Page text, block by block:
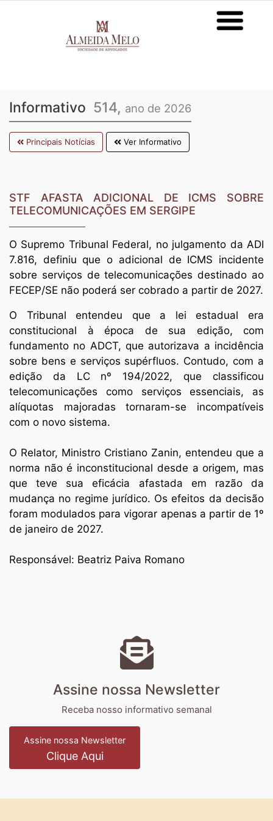
Informativo 514, ano de 2026
Principais Notícias Ver Informativo
STF AFASTA ADICIONAL DE ICMS SOBRE
TELECOMUNICAÇÕES EM SERGIPE
O Supremo Tribunal Federal, no julgamento da ADI
7.816, definiu que o adicional de ICMS incidente
sobre serviços de telecomunicações destinado ao
FECEP/SE não poderá ser cobrado a partir de 2027.
O Tribunal entendeu que a lei estadual era
constitucional à época de sua edição, com
fundamento no ADCT, que autorizava a incidência
sobre bens e serviços supérfluos. Contudo, com a
edição da LC nº 194/2022, que classificou
telecomunicações como serviços essenciais, as
alíquotas majoradas tornaram-se incompatíveis
com o novo sistema.
O Relator, Ministro Cristiano Zanin, entendeu que a
norma não é inconstitucional desde a origem, mas
que teve sua eficácia afastada em razão da
mudança no regime jurídico. Os efeitos da decisão
foram modulados para vigorar apenas a partir de 1º
de janeiro de 2027.
Responsável: Beatriz Paiva Romano
Assine nossa Newsletter
Receba nosso informativo semanal
Assine nossa Newsletter
Clique Aqui